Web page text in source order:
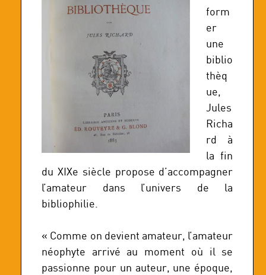
form
er
une
biblio
thèq
ue,
Jules
Richa
rd à
la fin
du XIXe siècle propose d’accompagner
l’amateur dans l’univers de la
bibliophilie.
« Comme on devient amateur, l’amateur
néophyte arrivé au moment où il se
passionne pour un auteur, une époque,